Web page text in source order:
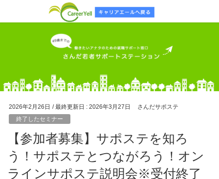
2026年2月26日 / 最終更新日 : 2026年3月27日
さんだサポステ
終了したセミナー
【参加者募集】サポステを知ろ
う！サポステとつながろう！オン
ラインサポステ説明会※受付終了